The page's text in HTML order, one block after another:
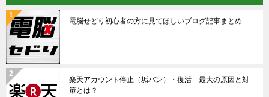
電脳せどり初心者の方に見てほしいブログ記事まとめ
楽天アカウント停止（垢バン）・復活 最大の原因と対
策とは？